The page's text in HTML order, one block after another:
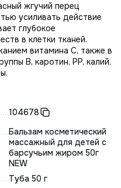
жгучий перец
усиливать действие
глубокое
в клетки тканей.
витамина С, также в
B, каротин, PP, калий,
104678
Бальзам косметический
массажный для детей с
барсучьим жиром 50г
NEW
Туба 50 г